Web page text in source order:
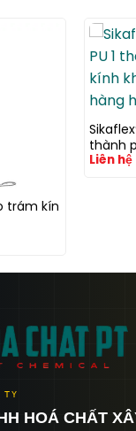
trám kín
thành
Liên hệ
TY
HOÁ CHẤT